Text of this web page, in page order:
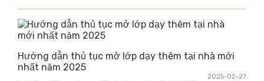
Hướng dẫn thủ tục mở lớp dạy thêm tại nhà mới
nhất năm 2025
2025-02-27